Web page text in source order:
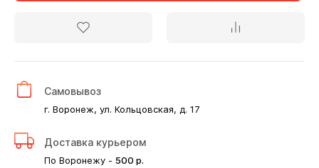
Самовывоз
г. Воронеж, ул. Кольцовская, д. 17
Доставка курьером
По Воронежу - 500 р.